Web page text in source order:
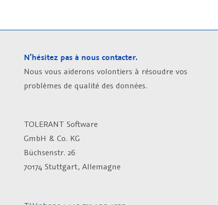
N’hésitez pas à nous contacter.
Nous vous aiderons volontiers à résoudre vos
problèmes de qualité des données.
TOLERANT Software
GmbH & Co. KG
Büchsenstr. 26
70174 Stuttgart, Allemagne